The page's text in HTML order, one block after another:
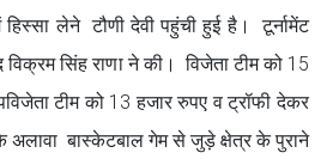
लेने टौणी देवी पहुंची हुई है। टूर्नामेंट
विक्रम सिंह राणा ने की। विजेता टीम को 15
टीम को 13 हजार रुपए व ट्रॉफी देकर
अलावा बास्केटबाल गेम से जुड़े क्षेत्र के पुराने